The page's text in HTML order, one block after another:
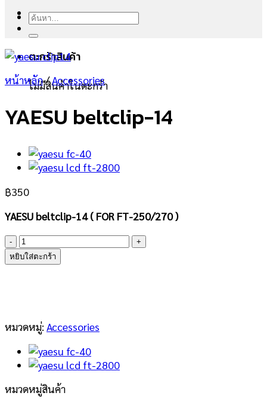
ตะกร้าสินค้า
ไม่มีสินค้าในตะกร้า
ค้นหา:
หน้าหลัก/Accessories
YAESU beltclip-14
฿350
YAESU beltclip-14 ( FOR FT-250/270 )
จำนวน
YAESU
beltclip-
หยิบใส่ตะกร้า
หมวดหมู่: Accessories
หมวดหมู่สินค้า